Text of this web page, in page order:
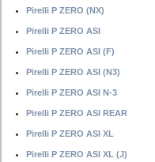
Pirelli P ZERO (NX)
Pirelli P ZERO ASI
Pirelli P ZERO ASI (F)
Pirelli P ZERO ASI (N3)
Pirelli P ZERO ASI N-3
Pirelli P ZERO ASI REAR
Pirelli P ZERO ASI XL
Pirelli P ZERO ASI XL (J)